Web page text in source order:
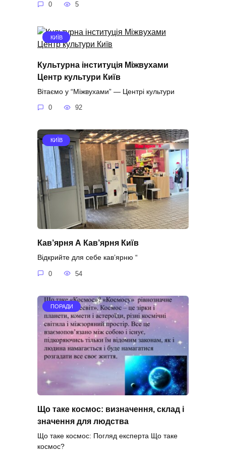
0 5
КИЇВ
Культурна інституція Міжвухами
Центр культури Київ
Вітаємо у “Міжвухами” — Центрі культури
0 92
КИЇВ
Кав’ярня А Кав’ярня Київ
Відкрийте для себе кав’ярню “
0 54
ПОРАДИ
Що таке космос: визначення, склад і
значення для людства
Що таке космос: Погляд експерта Що таке
космос?